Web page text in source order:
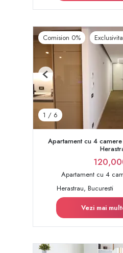
Comision 0%
1 / 6
Previous
Apartament cu 4
Apartament cu 4
Herastrau, Bucuresti
Vezi mai